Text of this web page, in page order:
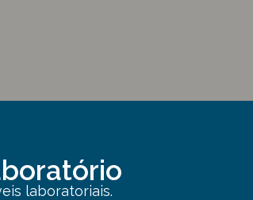
laboratoriais.